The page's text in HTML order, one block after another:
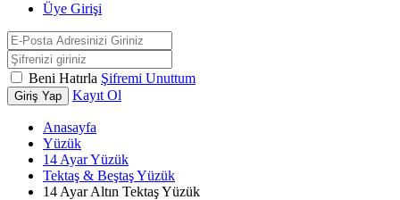
Üye Girişi
Beni Hatırla Şifremi Unuttum
Giriş Yap Kayıt Ol
Anasayfa
Yüzük
14 Ayar Yüzük
Tektaş & Beştaş Yüzük
14 Ayar Altın Tektaş Yüzük